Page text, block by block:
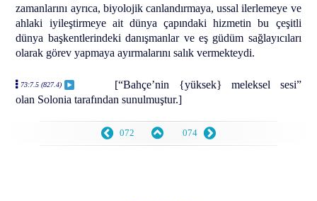
zamanlarını ayrıca, biyolojik canlandırmaya, ussal ilerlemeye ve
ahlaki iyileştirmeye ait dünya çapındaki hizmetin bu çeşitli
dünya başkentlerindeki danışmanlar ve eş güdüm sağlayıcıları
olarak görev yapmaya ayırmalarını salık vermekteydi.
73:7.5 (827.4)
[“Bahçe’nin {yüksek} meleksel sesi”
olan Solonia tarafından sunulmuştur.]
072 074